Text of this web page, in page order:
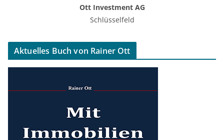
Ott Investment AG
Schlüsselfeld
Aktuelles Buch von Rainer Ott